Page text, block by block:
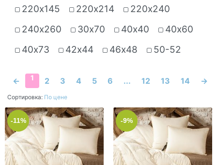
220х145
220х214
220х240
240х260
30х70 40х40
40х60
40х73
42х44 46х48
50-52
50х90
58х38х9
58х60 62х64
70х140
70х200
70х70
80х200
80х200х20
90х200
90х200х20
← 1 2 3 4 5 6 ... 12 13 14 →
Сортировка: По цене
-11% -9%